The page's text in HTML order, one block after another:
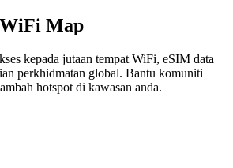
Map
kepada jutaan tempat WiFi, eSIM data
perkhidmatan global. Bantu komuniti
hotspot di kawasan anda.